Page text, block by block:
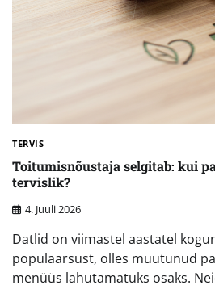
TERVIS
Toitumisnõustaja selgitab: kui
tervislik?
4. Juuli 2026
Datlid on viimastel aastatel
populaarsust, olles muutunud
menüüs lahutamatuks osaks.